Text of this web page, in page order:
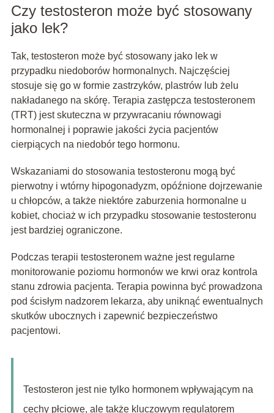
Czy testosteron może być stosowany
jako lek?
Tak, testosteron może być stosowany jako lek w
przypadku niedoborów hormonalnych. Najczęściej
stosuje się go w formie zastrzyków, plastrów lub żelu
nakładanego na skórę. Terapia zastępcza testosteronem
(TRT) jest skuteczna w przywracaniu równowagi
hormonalnej i poprawie jakości życia pacjentów
cierpiących na niedobór tego hormonu.
Wskazaniami do stosowania testosteronu mogą być
pierwotny i wtórny hipogonadyzm, opóźnione dojrzewanie
u chłopców, a także niektóre zaburzenia hormonalne u
kobiet, chociaż w ich przypadku stosowanie testosteronu
jest bardziej ograniczone.
Podczas terapii testosteronem ważne jest regularne
monitorowanie poziomu hormonów we krwi oraz kontrola
stanu zdrowia pacjenta. Terapia powinna być prowadzona
pod ścisłym nadzorem lekarza, aby uniknąć ewentualnych
skutków ubocznych i zapewnić bezpieczeństwo
pacjentowi.
Testosteron jest nie tylko hormonem wpływającym na
cechy płciowe, ale także kluczowym regulatorem